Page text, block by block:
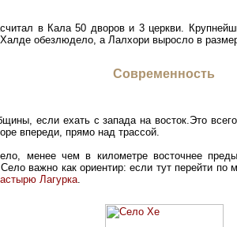
в Кала 50 дворов и 3 церкви.
обезлюдело, а Лалхори выросло в
Современность
если ехать с запада на восток.Это
впереди, прямо над трассой.
менее чем в километре восточнее
важно как ориентир: если тут перейти по
Лагурка